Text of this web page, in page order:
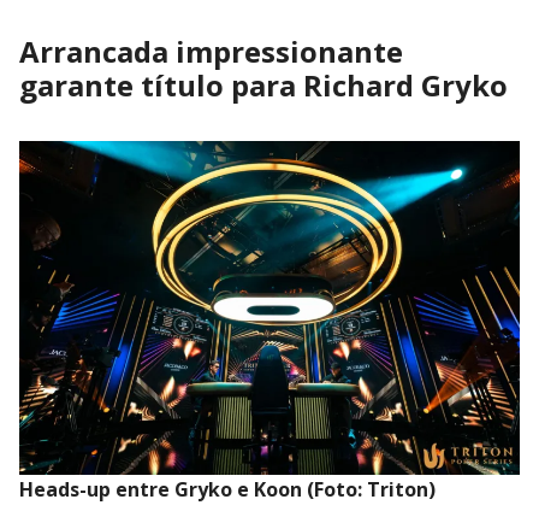
Arrancada impressionante
garante título para Richard Gryko
Heads-up entre Gryko e Koon (Foto: Triton)